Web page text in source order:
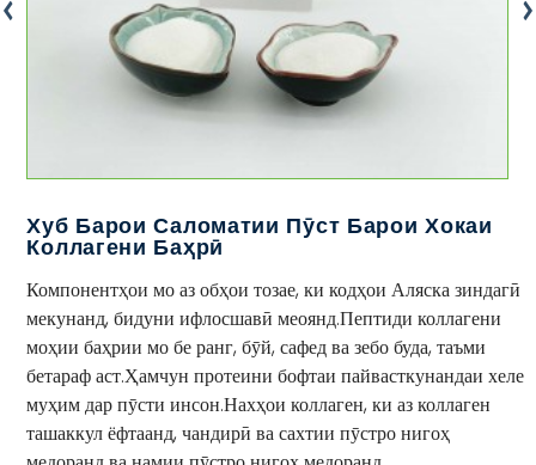
Хуб Барои Саломатии Пӯст Барои Хокаи
Коллагени Баҳрӣ
Компонентҳои мо аз обҳои тозае, ки кодҳои Аляска зиндагӣ
мекунанд, бидуни ифлосшавӣ меоянд.Пептиди коллагени
моҳии баҳрии мо бе ранг, бӯй, сафед ва зебо буда, таъми
бетараф аст.Ҳамчун протеини бофтаи пайвасткунандаи хеле
муҳим дар пӯсти инсон.Нахҳои коллаген, ки аз коллаген
ташаккул ёфтаанд, чандирӣ ва сахтии пӯстро нигоҳ